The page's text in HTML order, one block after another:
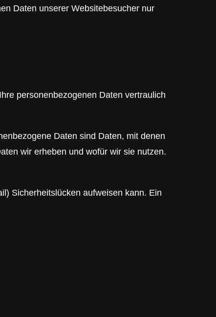
Daten unserer Websitebesucher nur
personenbezogenen Daten vertraulich
Daten sind Daten, mit denen
wir erheben und wofür wir sie nutzen.
Sicherheitslücken aufweisen kann. Ein